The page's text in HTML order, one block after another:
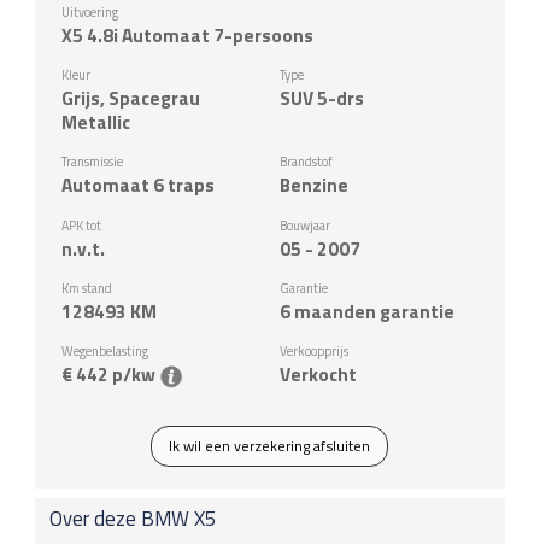
Uitvoering
X5 4.8i Automaat 7-persoons
Kleur
Grijs, Spacegrau
Metallic
Type
SUV 5-drs
Transmissie
Automaat 6 traps
Brandstof
Benzine
APK tot
n.v.t.
Bouwjaar
05 - 2007
Km stand
128493 KM
Garantie
6 maanden garantie
Wegenbelasting
€ 442 p/kw
Verkoopprijs
Verkocht
Ik wil een verzekering afsluiten
Over deze BMWX5